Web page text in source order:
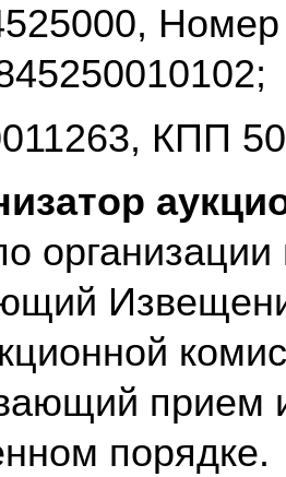
Номер
КПП
прием
порядке.